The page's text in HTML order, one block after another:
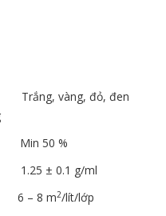
đỏ, đen
50 %
0.1 g/ml
8 m2/lít/lớp